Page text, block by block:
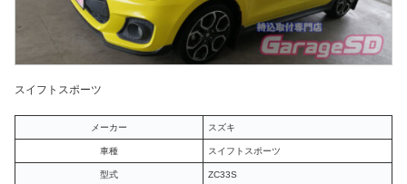
スイフトスポーツ
メーカー スズキ
車種 スイフトスポーツ
型式 ZC33S